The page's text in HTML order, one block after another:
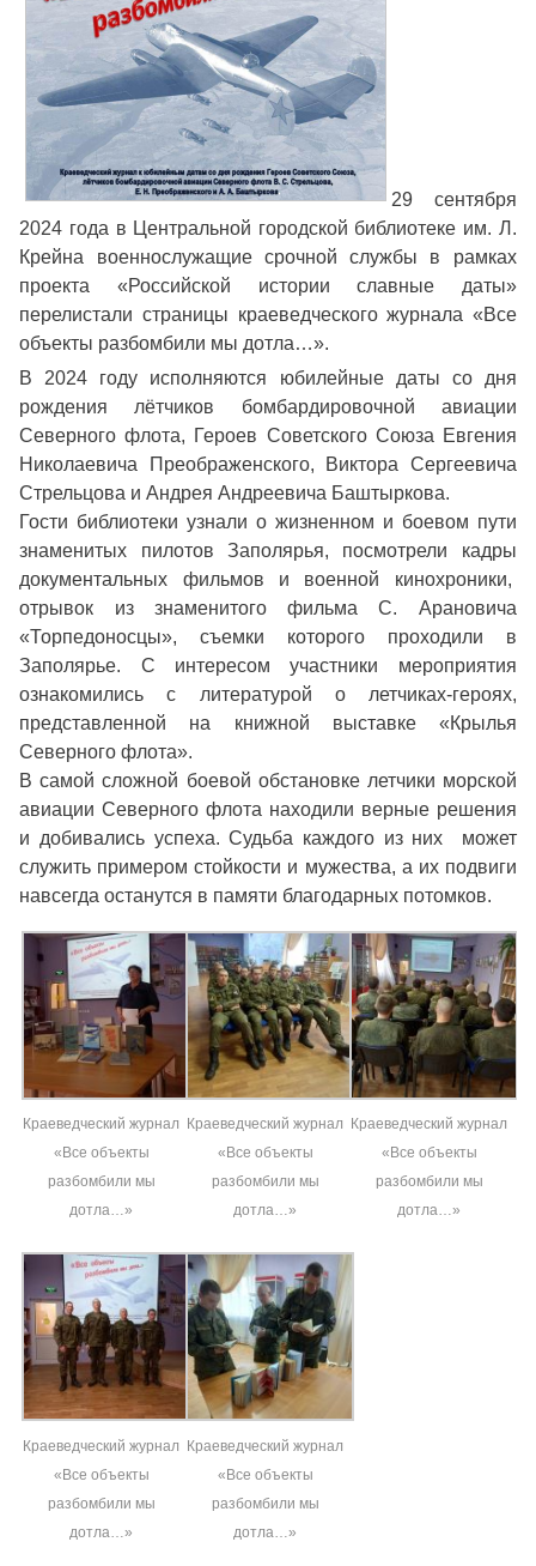
29 сентября
2024 года в Центральной городской библиотеке им. Л.
Крейна военнослужащие срочной службы в рамках
проекта «Российской истории славные даты»
перелистали страницы краеведческого журнала «Все
объекты разбомбили мы дотла…».
В 2024 году исполняются юбилейные даты со дня
рождения лётчиков бомбардировочной авиации
Северного флота, Героев Советского Союза Евгения
Николаевича Преображенского, Виктора Сергеевича
Стрельцова и Андрея Андреевича Баштыркова.
Гости библиотеки узнали о жизненном и боевом пути
знаменитых пилотов Заполярья, посмотрели кадры
документальных фильмов и военной кинохроники,
отрывок из знаменитого фильма С. Арановича
«Торпедоносцы», съемки которого проходили в
Заполярье. С интересом участники мероприятия
ознакомились с литературой о летчиках-героях,
представленной на книжной выставке «Крылья
Северного флота».
В самой сложной боевой обстановке летчики морской
авиации Северного флота находили верные решения
и добивались успеха. Судьба каждого из них может
служить примером стойкости и мужества, а их подвиги
навсегда останутся в памяти благодарных потомков.
Краеведческий журнал
«Все объекты
разбомбили мы
дотла…»
Краеведческий журнал
«Все объекты
разбомбили мы
дотла…»
Краеведческий журнал
«Все объекты
разбомбили мы
дотла…»
Краеведческий журнал
«Все объекты
разбомбили мы
дотла…»
Краеведческий журнал
«Все объекты
разбомбили мы
дотла…»